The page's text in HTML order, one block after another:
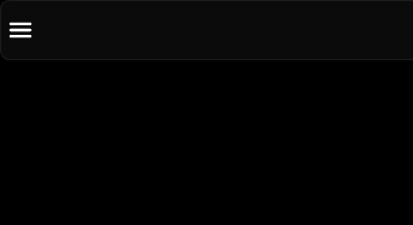
To main content
To menu